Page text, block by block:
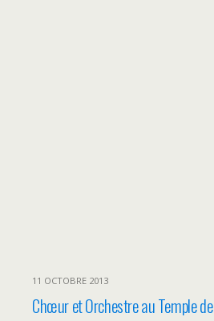
11 OCTOBRE 2013
Chœur et Orchestre au Temple de